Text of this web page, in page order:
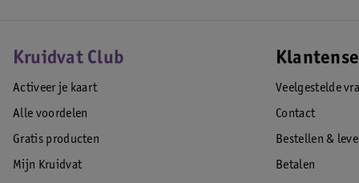
Kruidvat Club
Activeer je kaart
Alle voordelen
Gratis producten
Mijn Kruidvat
Veelgestelde
Contact
Bestellen &
Betalen